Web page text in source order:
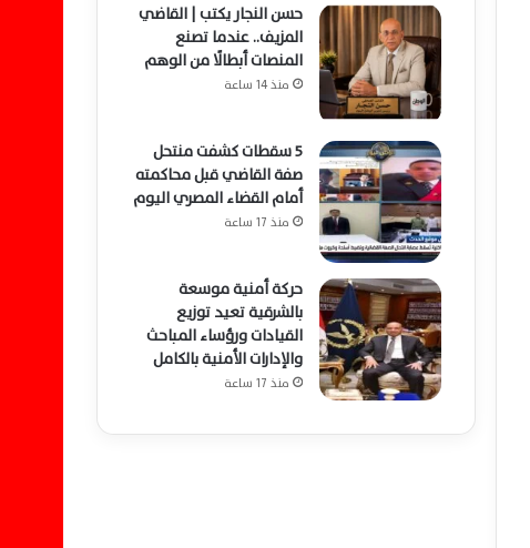
حسن النجار يكتب | القاضي
المزيف.. عندما تصنع
المنصات أبطالًا من الوهم
منذ 14 ساعة
5 سقطات كشفت منتحل
صفة القاضي قبل محاكمته
أمام القضاء المصري اليوم
منذ 17 ساعة
حركة أمنية موسعة
بالشرقية تعيد توزيع
القيادات ورؤساء المباحث
والإدارات الأمنية بالكامل
منذ 17 ساعة